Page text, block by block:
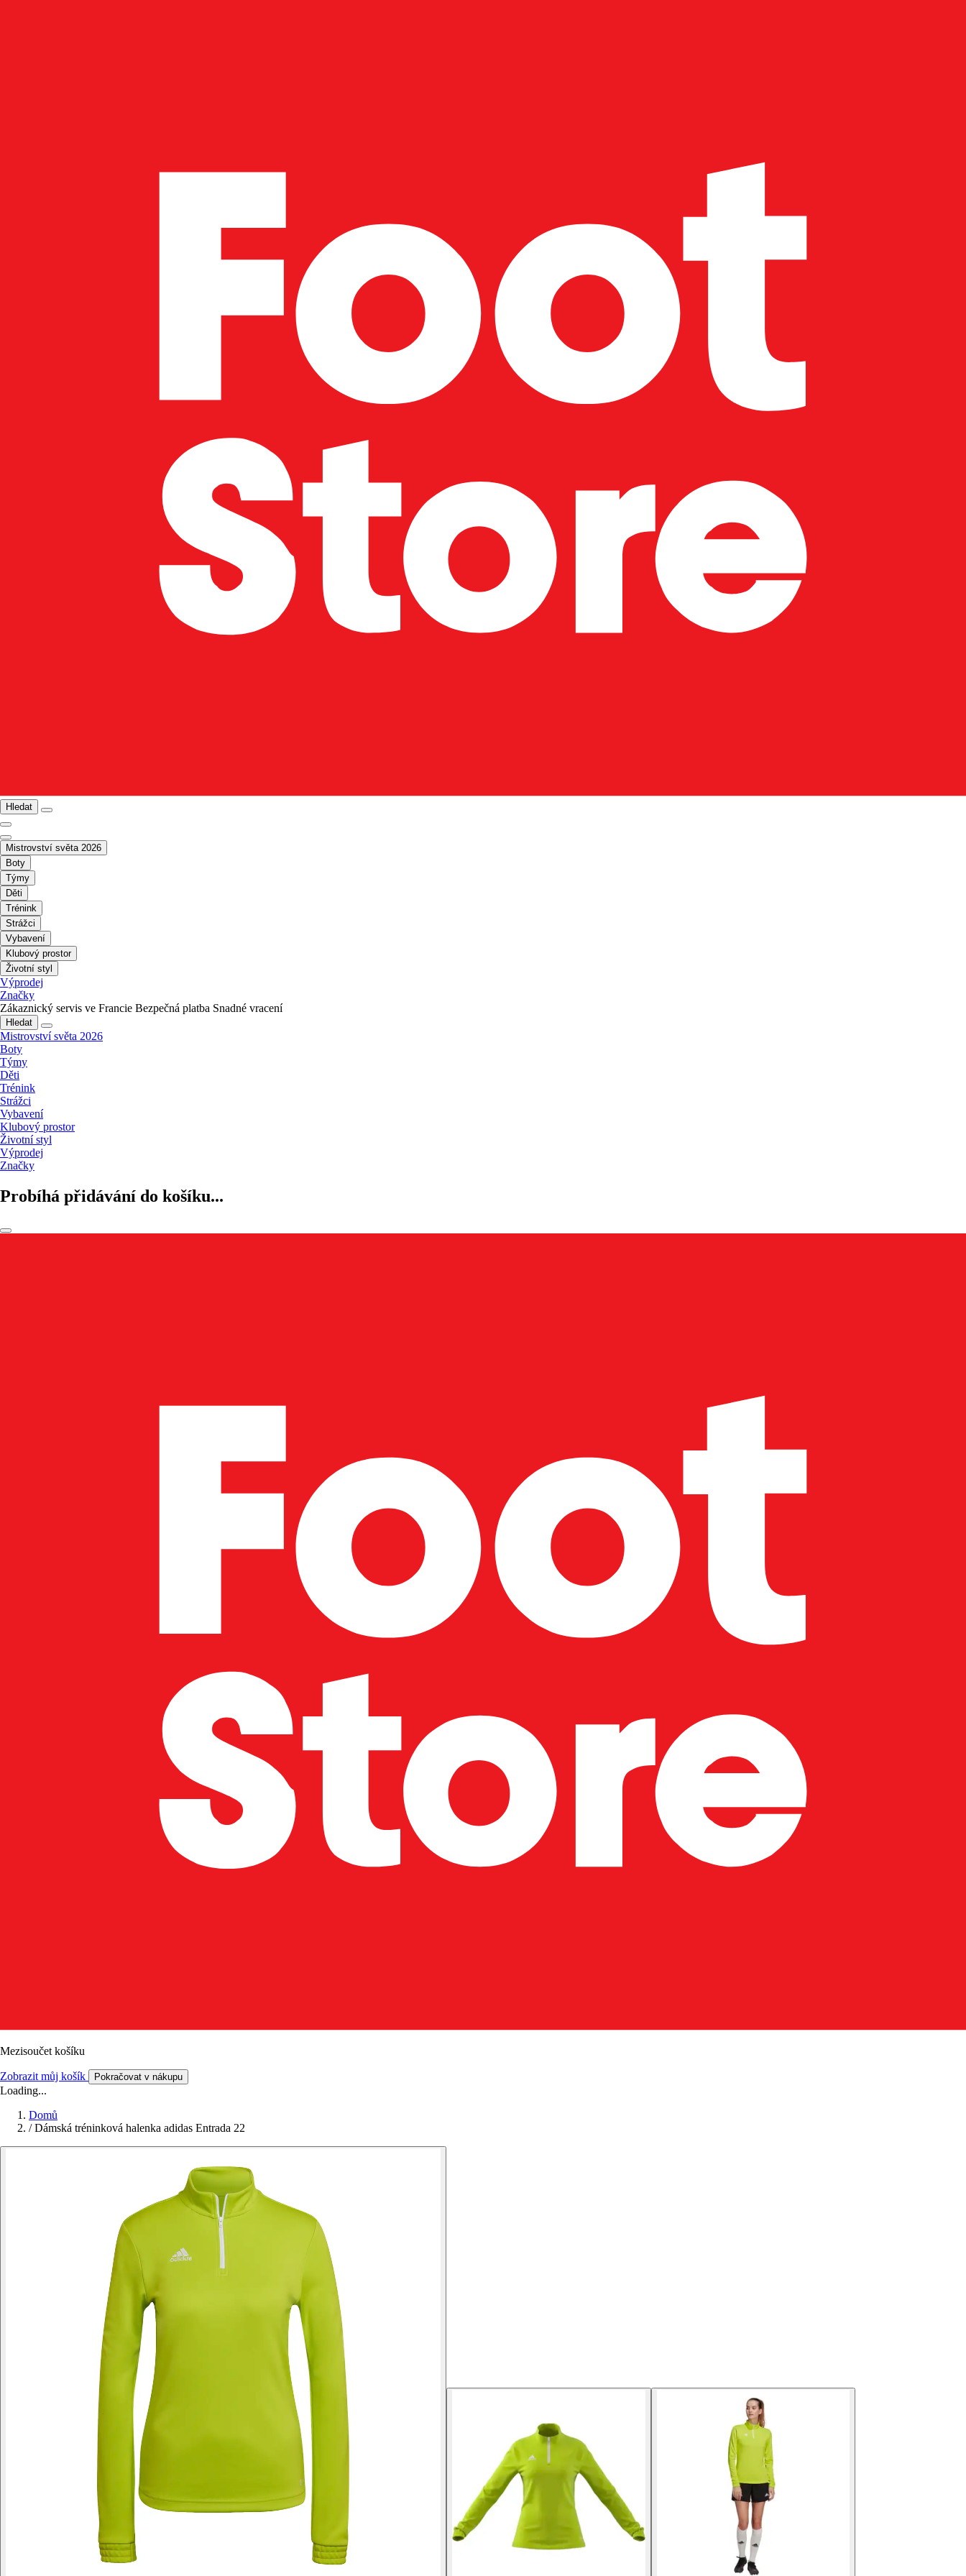
Hledat
Mistrovství světa 2026
Boty
Týmy
Děti
Trénink
Strážci
Vybavení
Klubový prostor
Životní styl
Výprodej
Značky
Zákaznický servis ve Francie Bezpečná platba Snadné vracení
Hledat
Mistrovství světa 2026
Boty
Týmy
Děti
Trénink
Strážci
Vybavení
Klubový prostor
Životní styl
Výprodej
Značky
Probíhá přidávání do košíku...
Mezisoučet košíku
Zobrazit můj košík Pokračovat v nákupu
Loading...
Domů
/ Dámská tréninková halenka adidas Entrada 22